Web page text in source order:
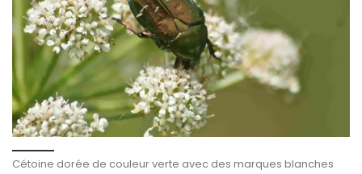
Cétoine dorée de couleur verte avec des marques blanches